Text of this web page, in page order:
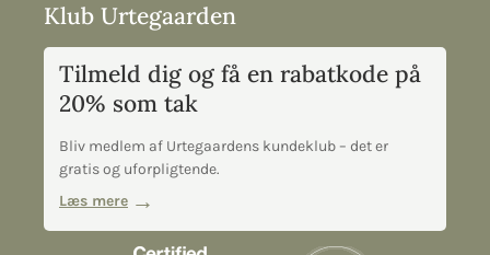
Klub Urtegaarden
Tilmeld dig og få en rabatkode på
20% som tak
Bliv medlem af Urtegaardens kundeklub – det er
gratis og uforpligtende.
Læs mere